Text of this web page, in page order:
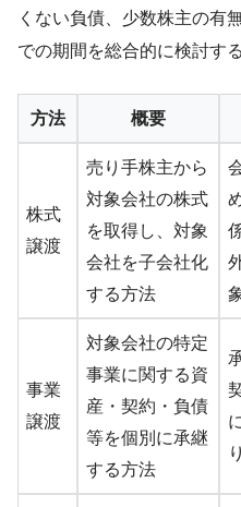
くない負債、少数株主の有
での期間を総合的に検討す
方法 概要
株式
譲渡
売り手株主から
対象会社の株式
を取得し、対象
会社を子会社化
する方法
事業
譲渡
対象会社の特定
事業に関する資
産・契約・負債
等を個別に承継
する方法